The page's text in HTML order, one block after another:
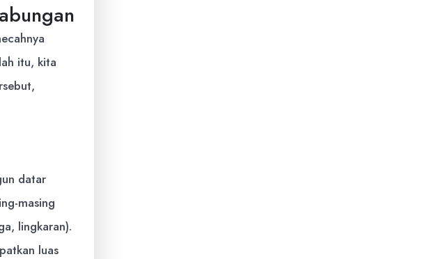
itu, kita
datar
masing
lingkaran).
luas